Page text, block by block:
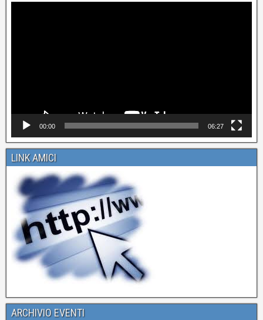
00:00 06:27
LINK AMICI
ARCHIVIO EVENTI